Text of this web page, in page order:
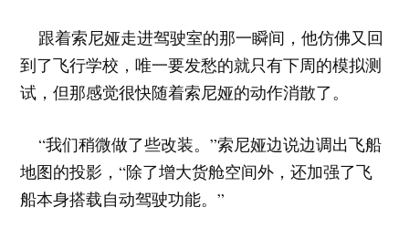
跟着索尼娅走进驾驶室的那一瞬间，他仿佛又回
到了飞行学校，唯一要发愁的就只有下周的模拟测
试，但那感觉很快随着索尼娅的动作消散了。
“我们稍微做了些改装。”索尼娅边说边调出飞船
地图的投影，“除了增大货舱空间外，还加强了飞
船本身搭载自动驾驶功能。”